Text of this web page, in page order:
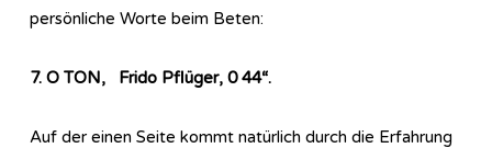
persönliche Worte beim Beten:
7. O TON, Frido Pflüger, 0 44“.
Auf der einen Seite kommt natürlich durch die Erfahrung